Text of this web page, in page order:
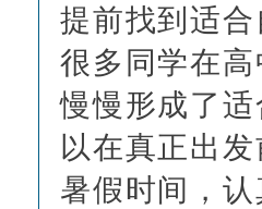
提前找到适
很多同学在
慢慢形成了
以在真正出
暑假时间，